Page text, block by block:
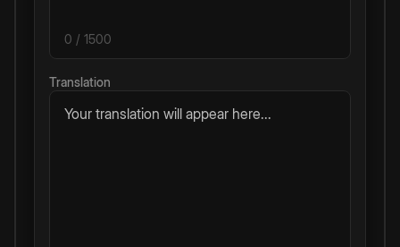
0 / 1500
Translation
Your translation will appear here...